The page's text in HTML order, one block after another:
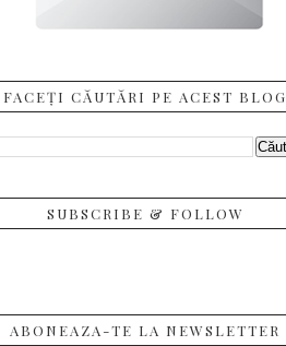
FACEȚI CĂUTĂRI PE ACEST BLOG
SUBSCRIBE & FOLLOW
ABONEAZA-TE LA NEWSLETTER